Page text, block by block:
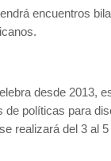
encuentros
desde 2013,
de políticas para
realizará del 3 al